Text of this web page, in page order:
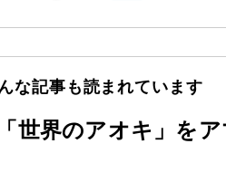
な記事も読まれています
世界のアオキ」を